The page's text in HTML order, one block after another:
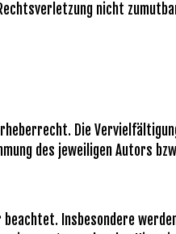
nicht
Die
des jeweiligen Autors
Insbesondere